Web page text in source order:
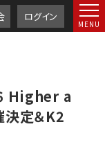
ログイン
Higher a
定＆K2